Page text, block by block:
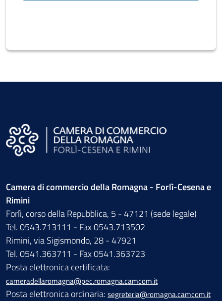
Camera di commercio della Romagna - Forlì-Cesena e
Rimini
Forlì, corso della Repubblica, 5 - 47121 (sede legale)
Tel. 0543.713111 - Fax 0543.713502
Rimini, via Sigismondo, 28 - 47921
Tel. 0541.363711 - Fax 0541.363723
Posta elettronica certificata:
cameradellaromagna@pec.romagna.camcom.it
Posta elettronica ordinaria: segreteria@romagna.camcom.it